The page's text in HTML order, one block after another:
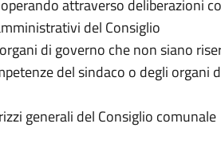
attraverso deliberazioni
del Consiglio
di governo che non siano
del sindaco o degli organi
generali del Consiglio comunale